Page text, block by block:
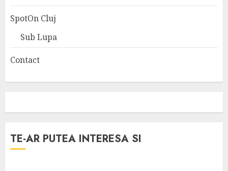
SpotOn Cluj
Sub Lupa
Contact
TE-AR PUTEA INTERESA SI